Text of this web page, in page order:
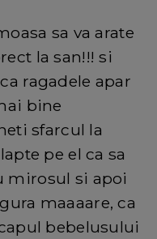
sa va arate
la san!!! si
ragadele apar
bine
sfarcul la
pe el ca sa
mirosul si apoi
maaaare, ca
bebelusului